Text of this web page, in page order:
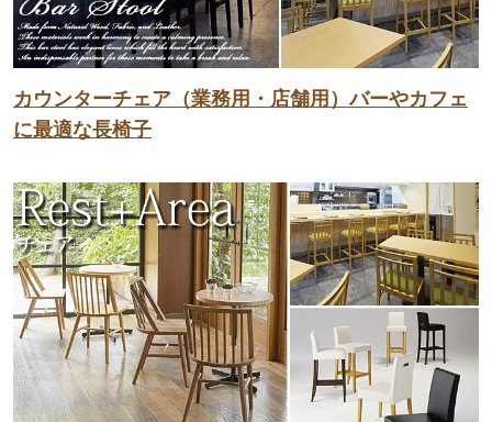
カウンターチェア（業務用・店舗用）バーやカフェ
に最適な長椅子